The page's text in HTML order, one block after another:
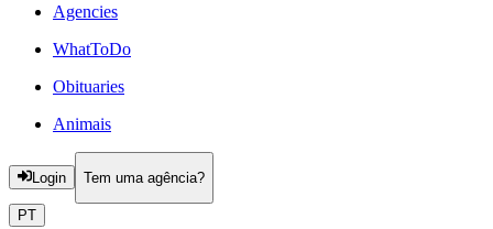
Agencies
WhatToDo
Obituaries
Animais
Login Tem uma agência?
PT